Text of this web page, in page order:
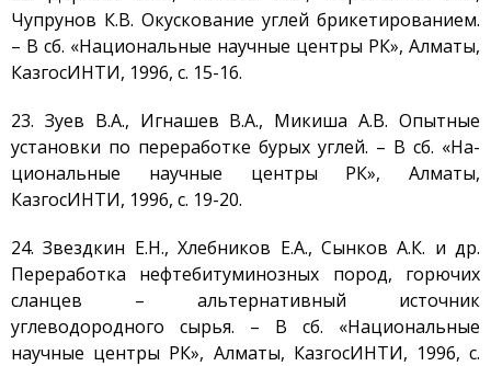
Чупрунов К.В. Окускование углей брикетированием.
– В сб. «Национальные научные центры РК», Алматы,
КазгосИНТИ, 1996, с. 15-16.
23. Зуев В.А., Игнашев В.А., Микиша А.В. Опытные
установки по переработке бурых углей. – В сб. «На-
циональные научные центры РК», Алматы,
КазгосИНТИ, 1996, с. 19-20.
24. Звездкин Е.Н., Хлебников Е.А., Сынков А.К. и др.
Переработка нефтебитуминозных пород, горючих
сланцев – альтернативный источник
углеводородного сырья. – В сб. «Национальные
научные центры РК», Алматы, КазгосИНТИ, 1996, с.